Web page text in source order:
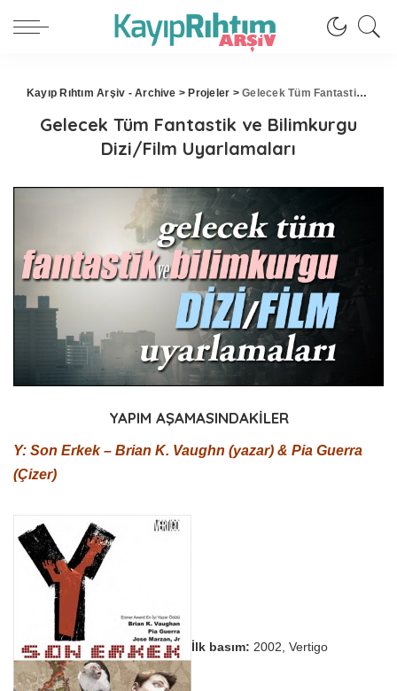
Kayıp Rıhtım Arşiv - Archive > Projeler >Gelecek Tüm Fantastik ve Bilimkurgu Dizi/Film Uyarlamaları
Gelecek Tüm Fantastik ve Bilimkurgu
Dizi/Film Uyarlamaları
YAPIM AŞAMASINDAKİLER
Y: Son Erkek – Brian K. Vaughn (yazar) & Pia Guerra
(Çizer)
İlk basım: 2002, Vertigo